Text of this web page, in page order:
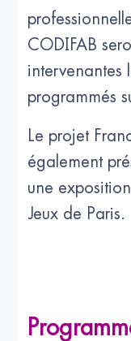
CODIFAB
intervenantes
programmés
Le projet
également
une
Jeux de Paris.